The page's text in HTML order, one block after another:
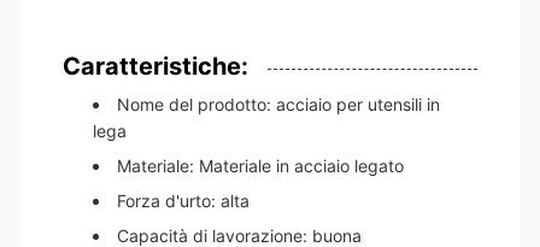
Caratteristiche:
Nome del prodotto: acciaio per utensili in
lega
Materiale: Materiale in acciaio legato
Forza d'urto: alta
Capacità di lavorazione: buona